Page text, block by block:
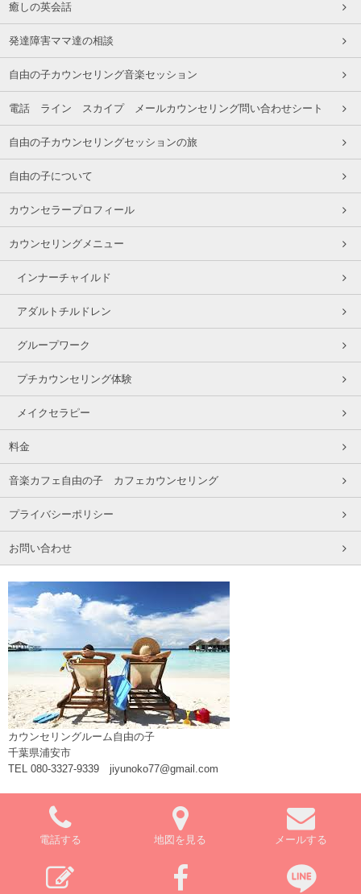
癒しの英会話
発達障害ママ達の相談
自由の子カウンセリング音楽セッション
電話 ライン スカイプ メールカウンセリング問い合わせシート
自由の子カウンセリングセッションの旅
自由の子について
カウンセラープロフィール
カウンセリングメニュー
インナーチャイルド
アダルトチルドレン
グループワーク
プチカウンセリング体験
メイクセラピー
料金
音楽カフェ自由の子 カフェカウンセリング
プライバシーポリシー
お問い合わせ
カウンセリングルーム自由の子
千葉県浦安市
TEL 080-3327-9339 jiyunoko77@gmail.com
電話する 地図を見る メールする